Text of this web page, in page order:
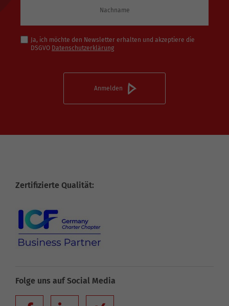
Ja, ich möchte den Newsletter erhalten und akzeptiere die
DSGVO Datenschutzerklärung
Zertifizierte Qualität:
Folge uns auf Social Media